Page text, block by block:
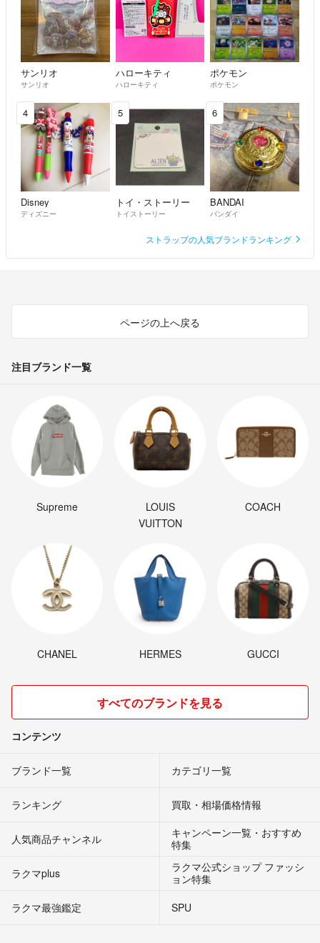
サンリオ
サンリオ
ハローキティ
ハローキティ
ポケモン
ポケモン
4
Disney
ディズニー
5
トイ・ストーリー
トイストーリー
6
BANDAI
バンダイ
ストラップの人気ブランドランキング
ページの上へ戻る
注目ブランド一覧
Supreme
LOUIS
VUITTON
COACH
CHANEL HERMES GUCCI
すべてのブランドを見る
コンテンツ
ブランド一覧 カテゴリ一覧
ランキング 買取・相場価格情報
人気商品チャンネル
キャンペーン一覧・おすすめ
特集
ラクマplus
ラクマ公式ショップ ファッシ
ョン特集
ラクマ最強鑑定
SPU